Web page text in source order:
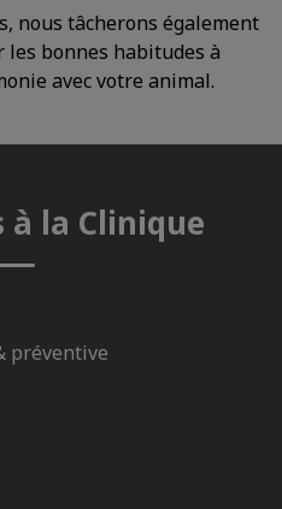
nous tâcherons également
bonnes habitudes à
avec votre animal.
à la Clinique
préventive